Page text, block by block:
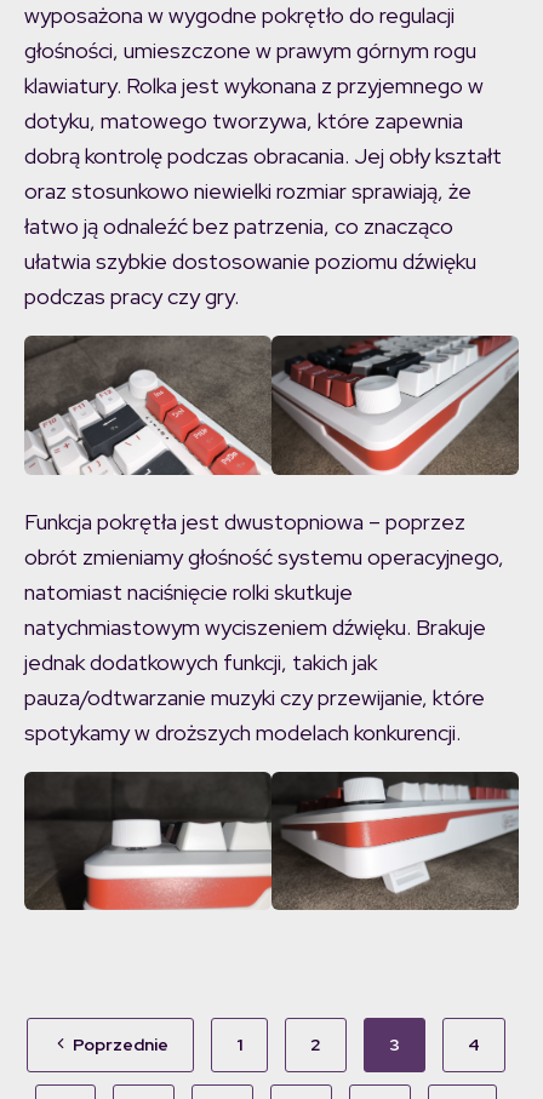
wyposażona w wygodne pokrętło do regulacji
głośności, umieszczone w prawym górnym rogu
klawiatury. Rolka jest wykonana z przyjemnego w
dotyku, matowego tworzywa, które zapewnia
dobrą kontrolę podczas obracania. Jej obły kształt
oraz stosunkowo niewielki rozmiar sprawiają, że
łatwo ją odnaleźć bez patrzenia, co znacząco
ułatwia szybkie dostosowanie poziomu dźwięku
podczas pracy czy gry.
Funkcja pokrętła jest dwustopniowa – poprzez
obrót zmieniamy głośność systemu operacyjnego,
natomiast naciśnięcie rolki skutkuje
natychmiastowym wyciszeniem dźwięku. Brakuje
jednak dodatkowych funkcji, takich jak
pauza/odtwarzanie muzyki czy przewijanie, które
spotykamy w droższych modelach konkurencji.
Poprzednie 1 2 3 4